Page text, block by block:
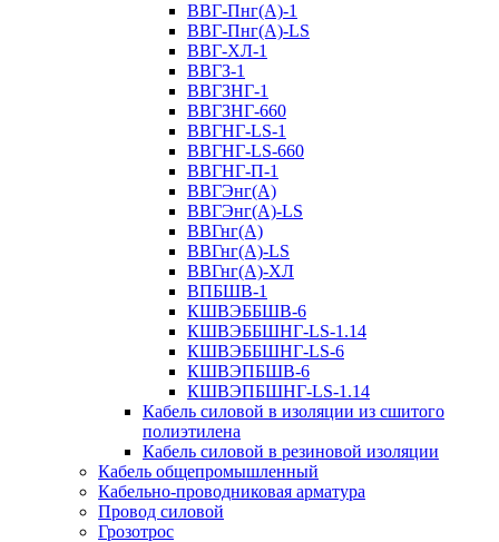
ВВГ-Пнг(А)-1
ВВГ-Пнг(А)-LS
ВВГ-ХЛ-1
ВВГЗ-1
ВВГЗНГ-1
ВВГЗНГ-660
ВВГНГ-LS-1
ВВГНГ-LS-660
ВВГНГ-П-1
ВВГЭнг(А)
ВВГЭнг(А)-LS
ВВГнг(А)
ВВГнг(А)-LS
ВВГнг(А)-ХЛ
ВПБШВ-1
КШВЭББШВ-6
КШВЭББШНГ-LS-1.14
КШВЭББШНГ-LS-6
КШВЭПБШВ-6
КШВЭПБШНГ-LS-1.14
Кабель силовой в изоляции из сшитого
полиэтилена
Кабель силовой в резиновой изоляции
Кабель общепромышленный
Кабельно-проводниковая арматура
Провод силовой
Грозотрос